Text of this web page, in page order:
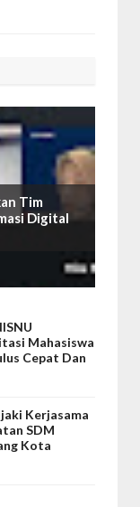
Tim
Digital
Mahasiswa
Cepat Dan
Kerjasama
SDM
Kota